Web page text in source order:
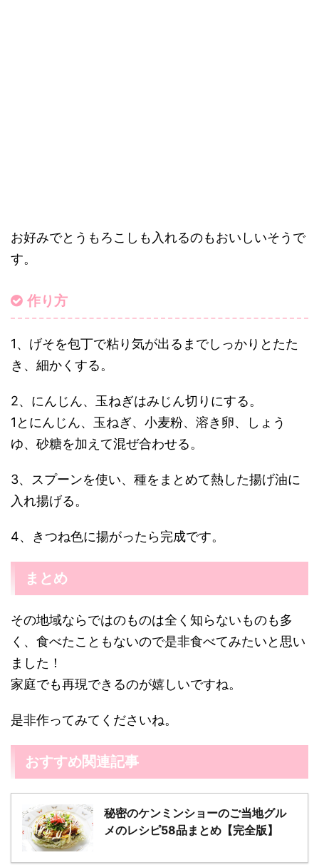
お好みでとうもろこしも入れるのもおいしいそうで
す。
作り方
1、げそを包丁で粘り気が出るまでしっかりとたた
き、細かくする。
2、にんじん、玉ねぎはみじん切りにする。
1とにんじん、玉ねぎ、小麦粉、溶き卵、しょう
ゆ、砂糖を加えて混ぜ合わせる。
3、スプーンを使い、種をまとめて熱した揚げ油に
入れ揚げる。
4、きつね色に揚がったら完成です。
まとめ
その地域ならではのものは全く知らないものも多
く、食べたこともないので是非食べてみたいと思い
ました！
家庭でも再現できるのが嬉しいですね。
是非作ってみてくださいね。
おすすめ関連記事
秘密のケンミンショーのご当地グル
メのレシピ58品まとめ【完全版】